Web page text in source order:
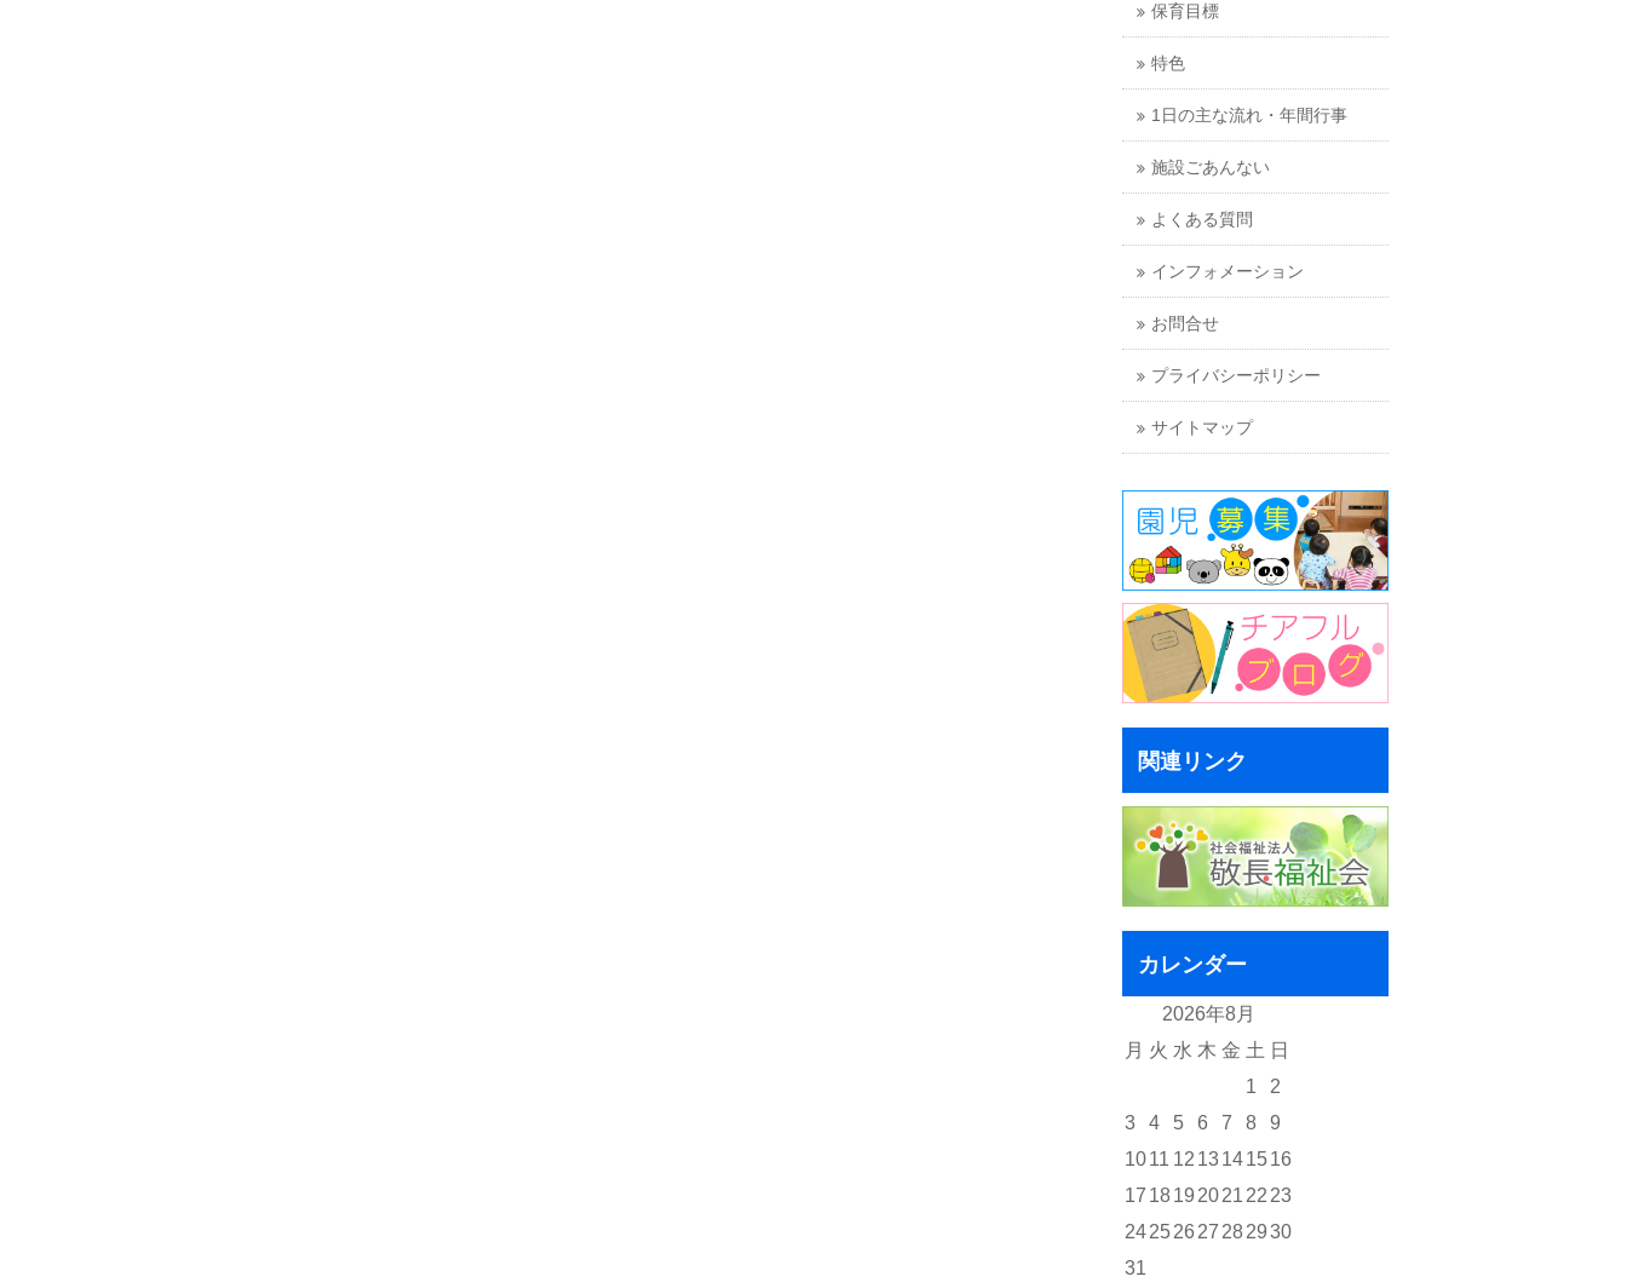
保育目標
特色
1日の主な流れ・年間行事
施設ごあんない
よくある質問
インフォメーション
お問合せ
プライバシーポリシー
サイトマップ
関連リンク
カレンダー
2026年8月
月 火 水 木 金 土 日
1
2
3
4 5 6 7 8
9
1011 12 13141516
17 1819 2021 22 23
242526 27 282930
31